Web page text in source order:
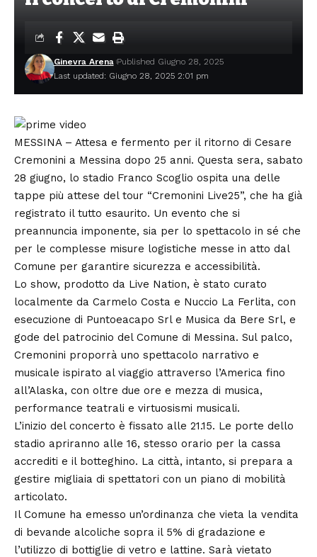
Last updated: Giugno 28, 2025 2:01 pm
Ginevra Arena Published Giugno 28, 2025
MESSINA – Attesa e fermento per il ritorno di Cesare
Cremonini a Messina dopo 25 anni. Questa sera, sabato
28 giugno, lo stadio Franco Scoglio ospita una delle
tappe più attese del tour “Cremonini Live25”, che ha già
registrato il tutto esaurito. Un evento che si
preannuncia imponente, sia per lo spettacolo in sé che
per le complesse misure logistiche messe in atto dal
Comune per garantire sicurezza e accessibilità.
Lo show, prodotto da Live Nation, è stato curato
localmente da Carmelo Costa e Nuccio La Ferlita, con
esecuzione di Puntoeacapo Srl e Musica da Bere Srl, e
gode del patrocinio del Comune di Messina. Sul palco,
Cremonini proporrà uno spettacolo narrativo e
musicale ispirato al viaggio attraverso l’America fino
all’Alaska, con oltre due ore e mezza di musica,
performance teatrali e virtuosismi musicali.
L’inizio del concerto è fissato alle 21.15. Le porte dello
stadio apriranno alle 16, stesso orario per la cassa
accrediti e il botteghino. La città, intanto, si prepara a
gestire migliaia di spettatori con un piano di mobilità
articolato.
Il Comune ha emesso un’ordinanza che vieta la vendita
di bevande alcoliche sopra il 5% di gradazione e
l’utilizzo di bottiglie di vetro e lattine. Sarà vietato